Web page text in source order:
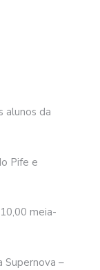
alunos da
Pife e
meia-
Supernova –